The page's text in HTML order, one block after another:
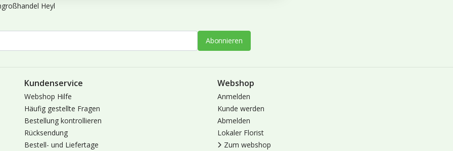
Heyl
Abonnieren
Kundenservice
Webshop Hilfe
Häufig gestellte Fragen
Bestellung kontrollieren
Rücksendung
Bestell- und Liefertage
Webshop
Anmelden
Kunde werden
Abmelden
Lokaler Florist
Zum webshop